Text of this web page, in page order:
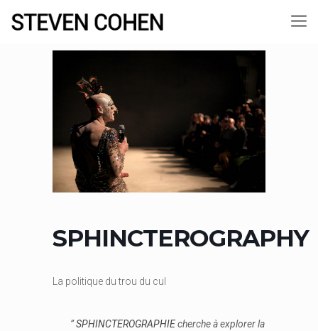
SPHINCTEROGRAPHY
La politique du trou du cul
”SPHINCTEROGRAPHIEcherche à explorer la